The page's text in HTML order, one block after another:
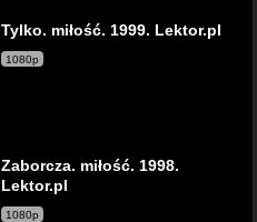
Tylko. miłość. 1999. Lektor.pl
1080p
Zaborcza. miłość. 1998.
Lektor.pl
1080p